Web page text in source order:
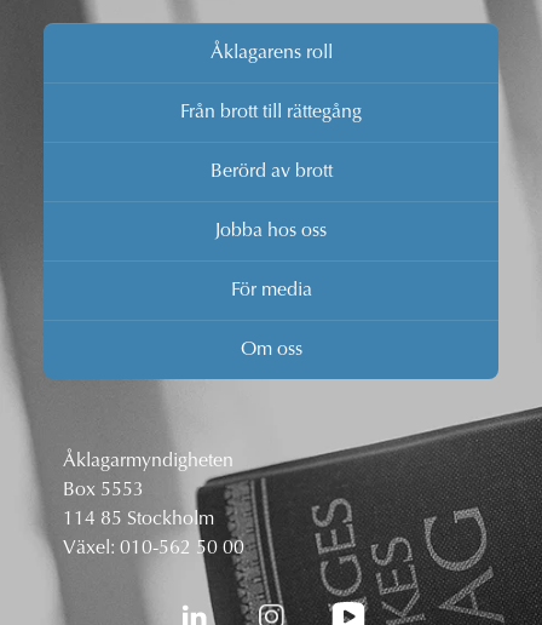
Åklagarens roll
Från brott till rättegång
Berörd av brott
Jobba hos oss
För media
Om oss
Åklagarmyndigheten
Box 5553
114 85 Stockholm
Växel: 010-562 50 00